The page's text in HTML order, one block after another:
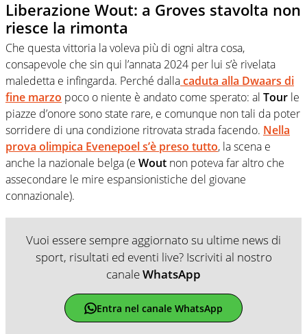
Liberazione Wout: a Groves stavolta non
riesce la rimonta
Che questa vittoria la voleva più di ogni altra cosa,
consapevole che sin qui l’annata 2024 per lui s’è rivelata
maledetta e infingarda. Perché dallacaduta alla Dwaars di
fine marzo poco o niente è andato come sperato: al Tour le
piazze d’onore sono state rare, e comunque non tali da poter
sorridere di una condizione ritrovata strada facendo. Nella
prova olimpica Evenepoel s’è preso tutto, la scena e
anche la nazionale belga (e Wout non poteva far altro che
assecondare le mire espansionistiche del giovane
connazionale).
Vuoi essere sempre aggiornato su ultime news di
sport, risultati ed eventi live? Iscriviti al nostro
canaleWhatsApp
Entra nel canale WhatsApp